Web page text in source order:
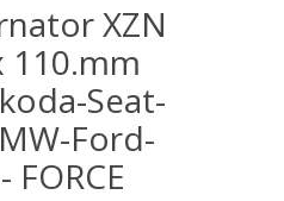
XZN
110.mm
Seat-
Ford-